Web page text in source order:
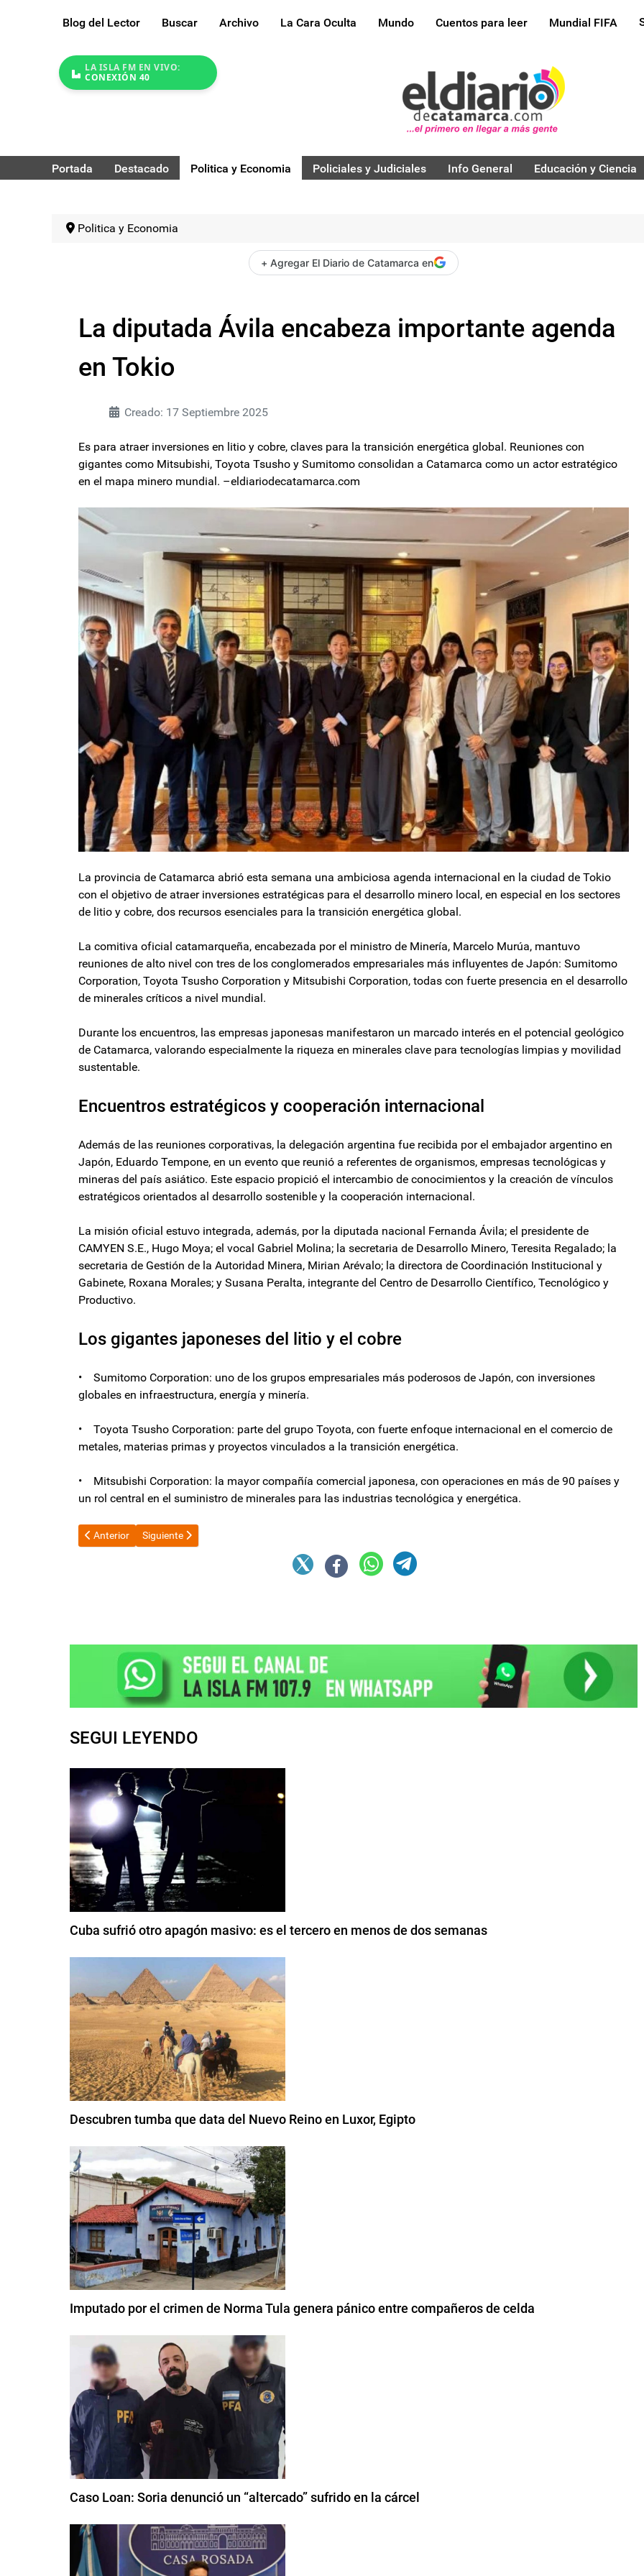
Blog del Lector Buscar Archivo La Cara Oculta Mundo Cuentos para leer Mundial FIFA
LA ISLA FM EN VIVO:
CONEXIÓN 40
Portada Destacado Politica y Economia Policiales y Judiciales Info General Educación y Ciencia
Politica y Economia
+ Agregar El Diario de Catamarca en
La diputada Ávila encabeza importante agenda
en Tokio
Creado: 17 Septiembre 2025
Es para atraer inversiones en litio y cobre, claves para la transición energética global. Reuniones con
gigantes como Mitsubishi, Toyota Tsusho y Sumitomo consolidan a Catamarca como un actor estratégico
en el mapa minero mundial. –eldiariodecatamarca.com
La provincia de Catamarca abrió esta semana una ambiciosa agenda internacional en la ciudad de Tokio
con el objetivo de atraer inversiones estratégicas para el desarrollo minero local, en especial en los sectores
de litio y cobre, dos recursos esenciales para la transición energética global.
La comitiva oficial catamarqueña, encabezada por el ministro de Minería, Marcelo Murúa, mantuvo
reuniones de alto nivel con tres de los conglomerados empresariales más influyentes de Japón: Sumitomo
Corporation, Toyota Tsusho Corporation y Mitsubishi Corporation, todas con fuerte presencia en el desarrollo
de minerales críticos a nivel mundial.
Durante los encuentros, las empresas japonesas manifestaron un marcado interés en el potencial geológico
de Catamarca, valorando especialmente la riqueza en minerales clave para tecnologías limpias y movilidad
sustentable.
Encuentros estratégicos y cooperación internacional
Además de las reuniones corporativas, la delegación argentina fue recibida por el embajador argentino en
Japón, Eduardo Tempone, en un evento que reunió a referentes de organismos, empresas tecnológicas y
mineras del país asiático. Este espacio propició el intercambio de conocimientos y la creación de vínculos
estratégicos orientados al desarrollo sostenible y la cooperación internacional.
La misión oficial estuvo integrada, además, por la diputada nacional Fernanda Ávila; el presidente de
CAMYEN S.E., Hugo Moya; el vocal Gabriel Molina; la secretaria de Desarrollo Minero, Teresita Regalado; la
secretaria de Gestión de la Autoridad Minera, Mirian Arévalo; la directora de Coordinación Institucional y
Gabinete, Roxana Morales; y Susana Peralta, integrante del Centro de Desarrollo Científico, Tecnológico y
Productivo.
Los gigantes japoneses del litio y el cobre
• Sumitomo Corporation: uno de los grupos empresariales más poderosos de Japón, con inversiones
globales en infraestructura, energía y minería.
• Toyota Tsusho Corporation: parte del grupo Toyota, con fuerte enfoque internacional en el comercio de
metales, materias primas y proyectos vinculados a la transición energética.
• Mitsubishi Corporation: la mayor compañía comercial japonesa, con operaciones en más de 90 países y
un rol central en el suministro de minerales para las industrias tecnológica y energética.
Artículo anterior: El Senado debate este jueves el rechazo al veto de la Ley de ATN
Anterior Artículo siguiente: Unos 1.100 efectivos federales custodiarán el Congreso durante la Marcha Federal y la sesión
Siguiente
SEGUI LEYENDO
Cuba sufrió otro apagón masivo: es el tercero en menos de dos semanas
Descubren tumba que data del Nuevo Reino en Luxor, Egipto
Imputado por el crimen de Norma Tula genera pánico entre compañeros de celda
Caso Loan: Soria denunció un “altercado” sufrido en la cárcel